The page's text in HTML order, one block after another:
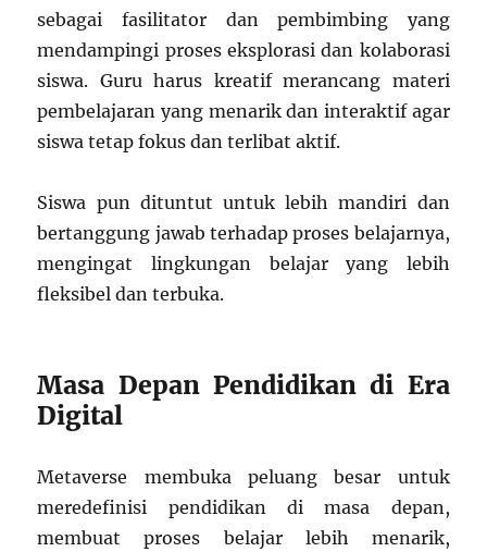
sebagai fasilitator dan pembimbing yang
mendampingi proses eksplorasi dan kolaborasi
siswa. Guru harus kreatif merancang materi
pembelajaran yang menarik dan interaktif agar
siswa tetap fokus dan terlibat aktif.
Siswa pun dituntut untuk lebih mandiri dan
bertanggung jawab terhadap proses belajarnya,
mengingat lingkungan belajar yang lebih
fleksibel dan terbuka.
Masa Depan Pendidikan di Era
Digital
Metaverse membuka peluang besar untuk
meredefinisi pendidikan di masa depan,
membuat proses belajar lebih menarik,